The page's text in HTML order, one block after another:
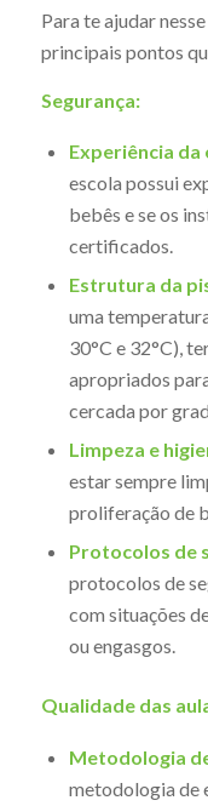
Para te ajudar
principais pontos
Segurança:
Experiência da
escola possui
bebês e se os
certificados.
Estrutura da
uma
30°C e 32°C),
apropriados
cercada por
Limpeza e
estar sempre
proliferação de
Protocolos de
protocolos de
com situações
ou engasgos.
Qualidade das
Metodologia
metodologia de